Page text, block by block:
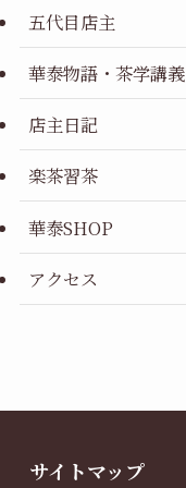
五代目店主
華泰物語・茶学講義
店主日記
楽茶習茶
華泰SHOP
アクセス
サイトマップ